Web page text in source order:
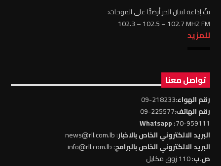
بثّ إذاعة لبنان الحر أرضيًّا على الموجات:
102.3 – 102.5 – 102.7 MHZ FM
للمزيد
تواصل معنا
رقم الهواء:218233-09
رقم الهاتف:225577-09
70-959111
: Whatsapp
البريد الالكتروني الخاص بالاخبار: news@rll.com.lb
البريد الالكتروني الخاص بالبرامج: info@rll.com.lb
ص.ب: 110 زوق مكايل